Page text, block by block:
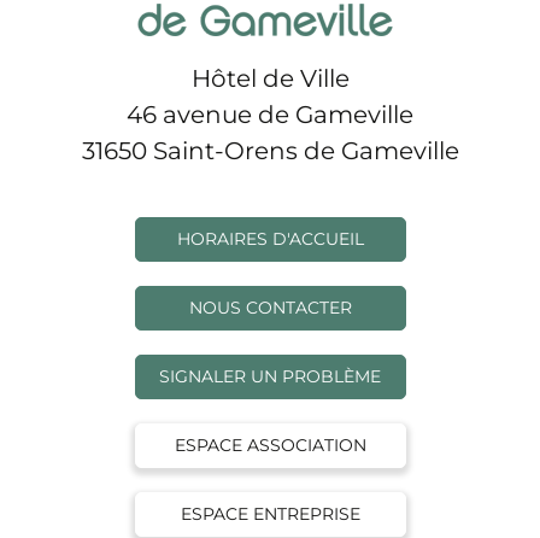
Hôtel de Ville
46 avenue de Gameville
31650 Saint-Orens de Gameville
HORAIRES D'ACCUEIL
NOUS CONTACTER
SIGNALER UN PROBLÈME
ESPACE ASSOCIATION
ESPACE ENTREPRISE